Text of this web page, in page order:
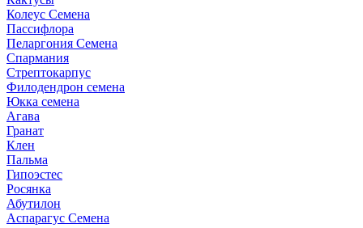
Колеус Семена
Пассифлора
Пеларгония Семена
Спармания
Стрептокарпус
Филодендрон семена
Юкка семена
Агава
Гранат
Клен
Пальма
Гипоэстес
Росянка
Абутилон
Аспарагус Семена